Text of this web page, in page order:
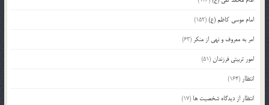
امام موسی کاظم (ع)(152)
امر به معروف و نهی از منکر (63)
امور تربیتی فرزندان(51)
انتظار (164)
انتظار از دیدگاه شخصیت ها (17)